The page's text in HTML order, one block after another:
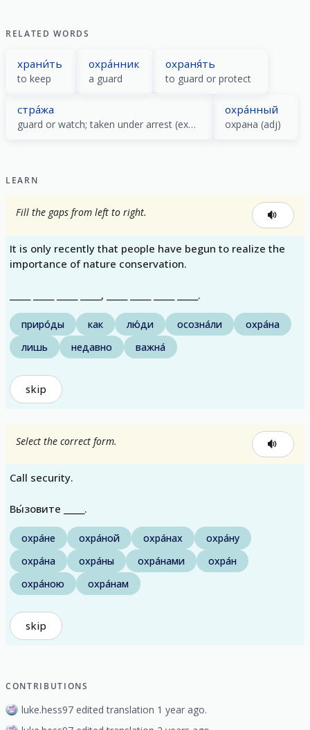
RELATED WORDS
храни́ть
to keep
охра́нник
а guard
охраня́ть
to guard or protect
стра́жа
guard or watch; taken under arrest (expression)
охра́нный
охрана (adj)
LEARN
Fill the gaps from left to right.
It is only recently that people have begun to realize the
importance of nature conservation.
_____ _____ _____ _____, _____ _____ _____ _____.
приро́ды как лю́ди осозна́ли
охра́на
лишь
недавно важна́
skip
Select the correct form.
Call security.
Вы́зовите _____.
охра́не охра́ной охра́нах
охра́ну
охра́на
охра́ны охра́нами
охра́н
охра́ною
охра́нам
skip
CONTRIBUTIONS
luke.hess97 edited translation 1 year ago.